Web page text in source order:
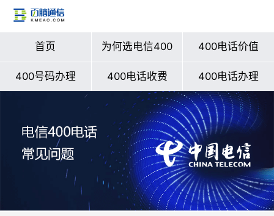
首页 为何选电信400 400电话价值
400号码办理 400电话收费 400电话办理